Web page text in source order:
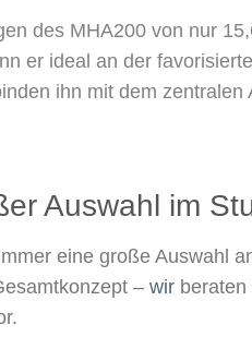
des MHA200 von nur
er ideal an der
ihn mit dem zentralen
Auswahl im
eine große Auswahl
– wir